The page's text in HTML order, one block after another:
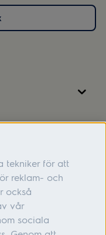
tekniker för att
reklam- och
också
vår
sociala